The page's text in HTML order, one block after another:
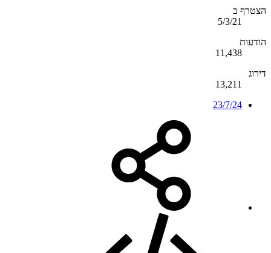
הצטרף ב
5/3/21
הודעות
11,438
דירוג
13,211
23/7/24